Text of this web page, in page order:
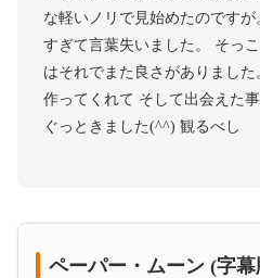
な軽いノリで見始めたのです
すぎて言葉失いました。 そっ
はそれでまた良さがありまし
作ってくれて そして出会えた
ぐっときました(^^) 観るべし
ペーパー・ムーン (字幕